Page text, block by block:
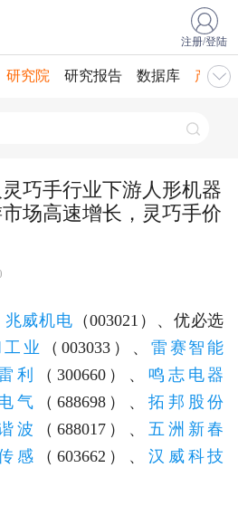
注册/登陆
研究院 研究报告 数据库 产业
巧手行业下游人形机器
场高速增长，灵巧手价
兆威机电 （003021）、优必选
业 （003033）、 雷赛智能
利 （300660）、鸣志电器
气 （688698）、拓邦股份
波 （688017）、 五洲新春
感 （603662）、汉威科技